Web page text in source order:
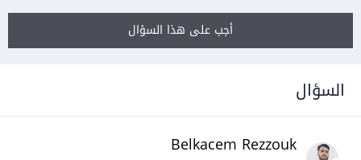
أجب على هذا السؤال
السؤال
Belkacem Rezzouk